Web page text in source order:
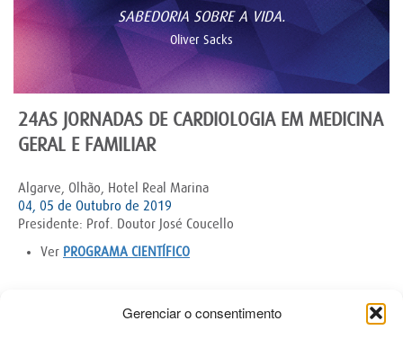
Gerenciar o consentimento
SABEDORIA SOBRE A VIDA.
Oliver Sacks
24AS JORNADAS DE CARDIOLOGIA EM MEDICINA
GERAL E FAMILIAR
Algarve, Olhão, Hotel Real Marina
04, 05 de Outubro de 2019
Presidente: Prof. Doutor José Coucello
Ver PROGRAMA CIENTÍFICO